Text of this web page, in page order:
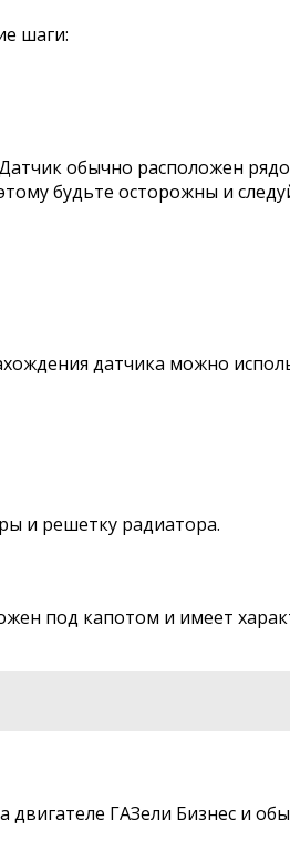
шаги:
обычно расположен
будьте осторожны и
датчика можно
и решетку радиатора.
под капотом и имеет
двигателе ГАЗели Бизнес и